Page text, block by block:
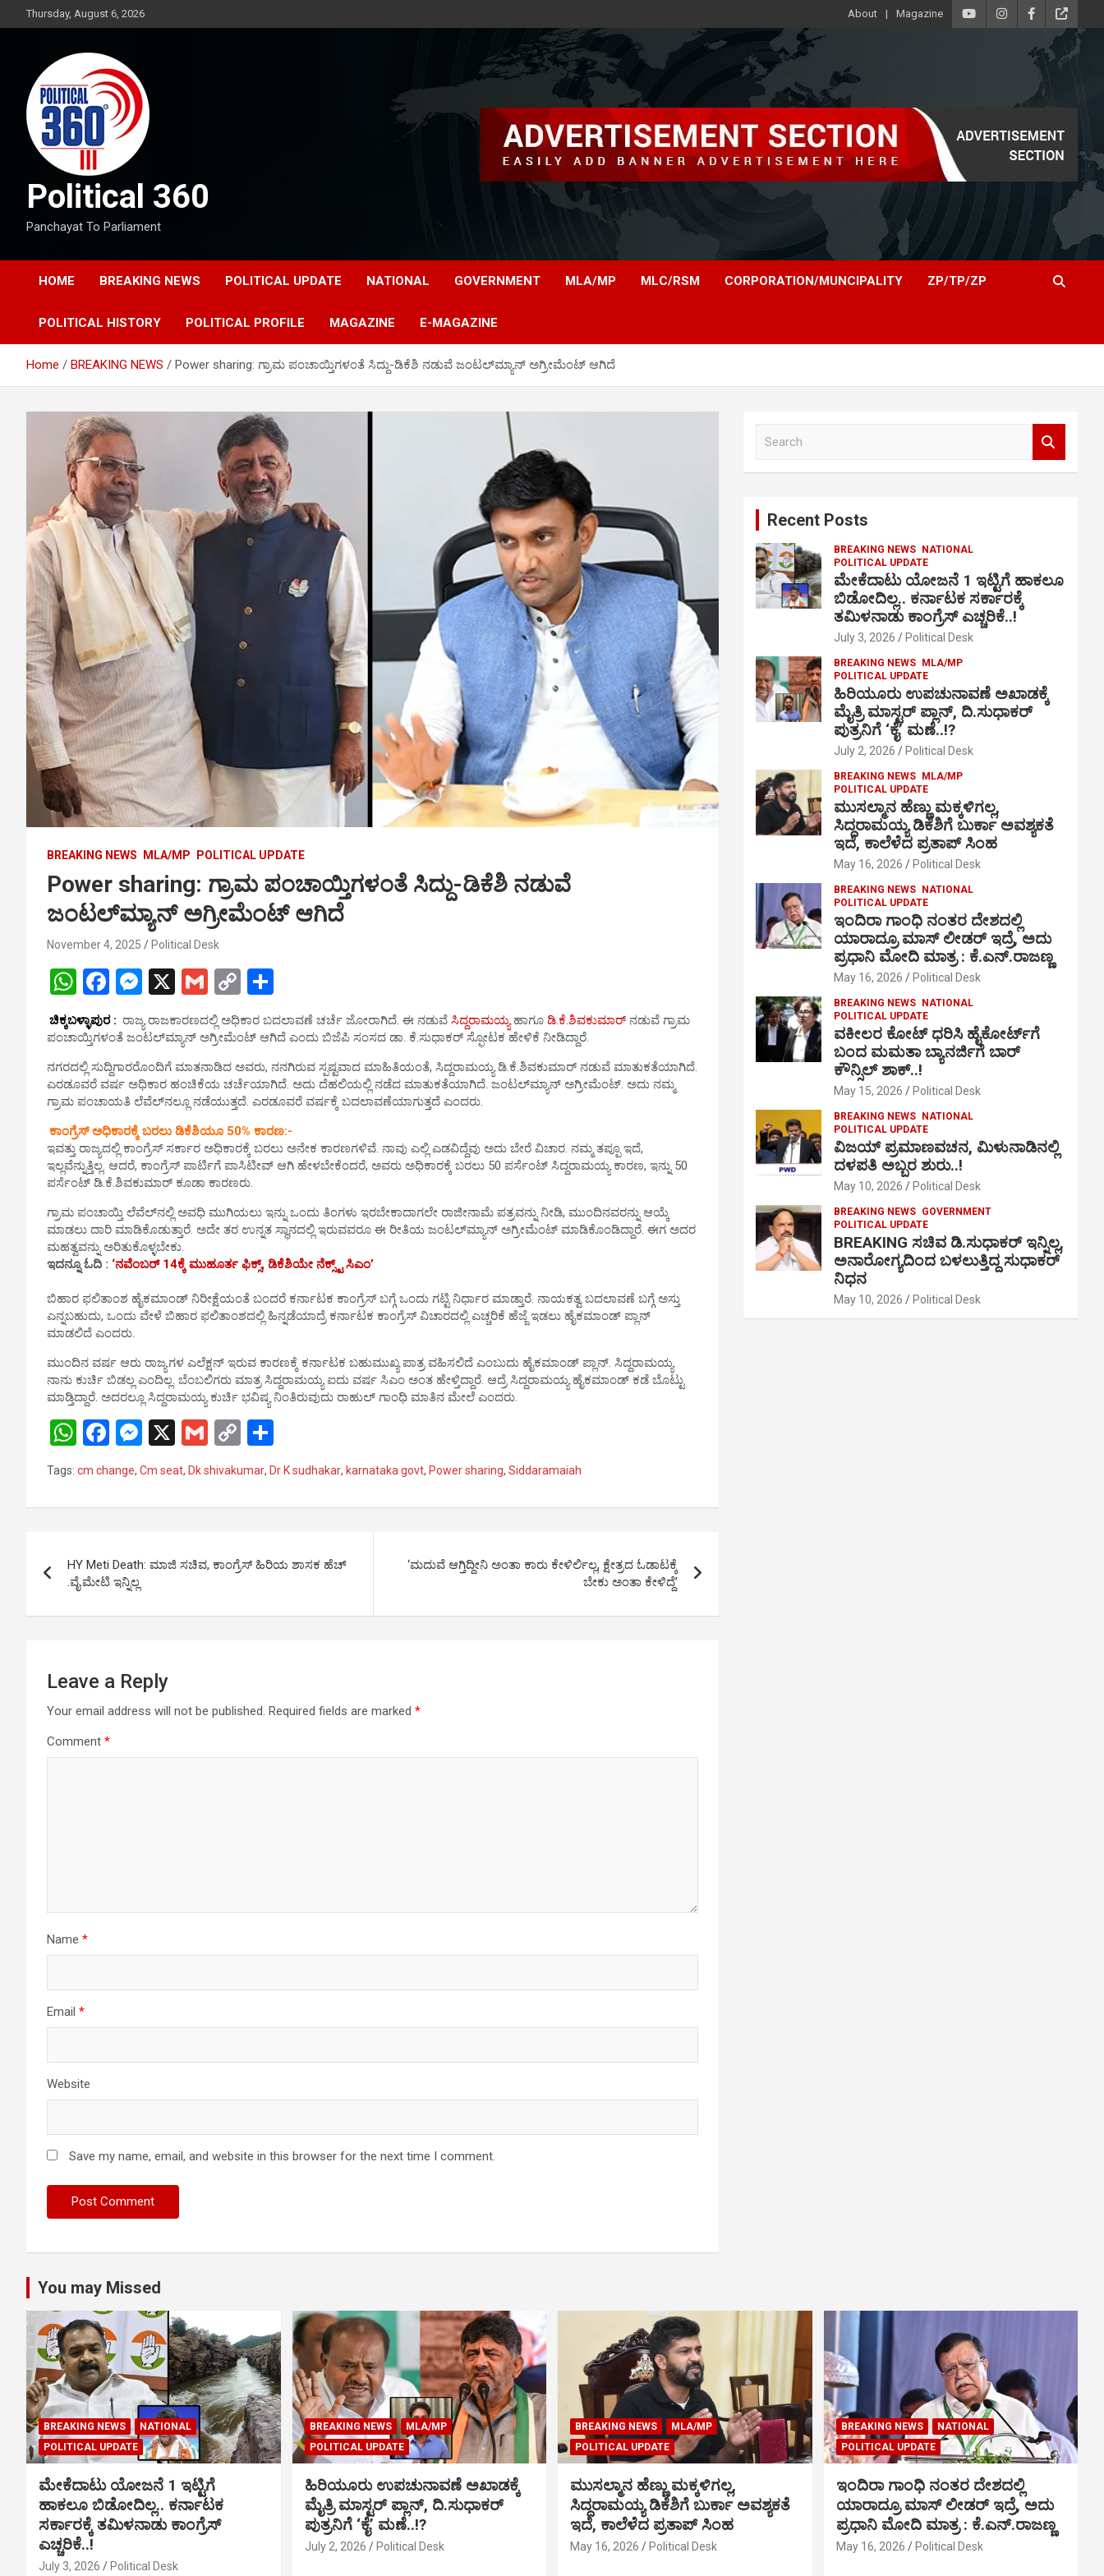
to
Thursday, August 6, 2026 About Magazine
Political 360
Panchayat To Parliament
HOME BREAKING NEWS POLITICAL UPDATE NATIONAL GOVERNMENT MLA/MP MLC/RSM CORPORATION/MUNCIPALITY ZP/TP/ZP
POLITICAL HISTORY POLITICAL PROFILE MAGAZINE E-MAGAZINE
Home BREAKING NEWS Power sharing: ಗ್ರಾಮ ಪಂಚಾಯ್ತಿಗಳಂತೆ ಸಿದ್ದು-ಡಿಕೆಶಿ ನಡುವೆ ಜಂಟಲ್‌ಮ್ಯಾನ್‌ ಅಗ್ರೀಮೆಂಟ್‌ ಆಗಿದೆ
BREAKING NEWS MLA/MP POLITICAL UPDATE
Power sharing: ಗ್ರಾಮ ಪಂಚಾಯ್ತಿಗಳಂತೆ ಸಿದ್ದು-ಡಿಕೆಶಿ ನಡುವೆ
ಜಂಟಲ್‌ಮ್ಯಾನ್‌ ಅಗ್ರೀಮೆಂಟ್‌ ಆಗಿದೆ
November 4, 2025 Political Desk
W
at
s
A
p
p
F
a
ce
b
o
o
k
M
se
n
g
er
X
G
m
ail
C
py
Li
n
k
h
ar
e
ಚಿಕ್ಕಬಳ್ಳಾಪುರ : ರಾಜ್ಯ ರಾಜಕಾರಣದಲ್ಲಿ ಅಧಿಕಾರ ಬದಲಾವಣೆ ಚರ್ಚೆ ಜೋರಾಗಿದೆ. ಈ ನಡುವೆ ಸಿದ್ದರಾಮಯ್ಯಹಾಗೂ ಡಿ.ಕೆ.ಶಿವಕುಮಾರ್ ನಡುವೆ ಗ್ರಾಮ
ಪಂಚಾಯ್ತಿಗಳಂತೆ ಜಂಟಲ್‌ಮ್ಯಾನ್‌ ಅಗ್ರೀಮೆಂಟ್ ಆಗಿದೆ ಎಂದು ಬಿಜೆಪಿ ಸಂಸದ ಡಾ. ಕೆ.ಸುಧಾಕರ್ ಸ್ಫೋಟಕ ಹೇಳಿಕೆ ನೀಡಿದ್ದಾರೆ.
ನಗರದಲ್ಲಿ ಸುದ್ದಿಗಾರರೊಂದಿಗೆ ಮಾತನಾಡಿದ ಅವರು, ನನಗಿರುವ ಸ್ಪಷ್ಟವಾದ ಮಾಹಿತಿಯಂತೆ, ಸಿದ್ದರಾಮಯ್ಯ ಡಿ.ಕೆ.ಶಿವಕುಮಾರ್ ನಡುವೆ ಮಾತುಕತೆಯಾಗಿದೆ.
ಎರಡೂವರೆ ವರ್ಷ ಅಧಿಕಾರ ಹಂಚಿಕೆಯ ಚರ್ಚೆಯಾಗಿದೆ. ಅದು ದೆಹಲಿಯಲ್ಲಿ ನಡೆದ ಮಾತುಕತೆಯಾಗಿದೆ. ಜಂಟಲ್‌ಮ್ಯಾನ್‌ ಅಗ್ರೀಮೆಂಟ್. ಅದು ನಮ್ಮ
ಗ್ರಾಮ ಪಂಚಾಯತಿ ಲೆವೆಲ್‌ನಲ್ಲೂ ನಡೆಯುತ್ತದೆ. ಎರಡೂವರೆ ವರ್ಷಕ್ಕೆ ಬದಲಾವಣೆಯಾಗುತ್ತದೆ ಎಂದರು.
ಕಾಂಗ್ರೆಸ್ ಅಧಿಕಾರಕ್ಕೆ ಬರಲು ಡಿಕೆಶಿಯೂ 50% ಕಾರಣ:-
ಇವತ್ತು ರಾಜ್ಯದಲ್ಲಿ ಕಾಂಗ್ರೆಸ್ ಸರ್ಕಾರ ಅಧಿಕಾರಕ್ಕೆ ಬರಲು ಅನೇಕ ಕಾರಣಗಳಿವೆ. ನಾವು ಎಲ್ಲಿ ಎಡವಿದ್ದೆವು ಅದು ಬೇರೆ ವಿಚಾರ. ನಮ್ಮ ತಪ್ಪೂ ಇದೆ,
ಇಲ್ಲವೆನ್ನುತ್ತಿಲ್ಲ. ಆದರೆ, ಕಾಂಗ್ರೆಸ್ ಪಾರ್ಟಿಗೆ ಪಾಸಿಟೀವ್ ಆಗಿ ಹೇಳಬೇಕೆಂದರೆ, ಅವರು ಅಧಿಕಾರಕ್ಕೆ ಬರಲು 50 ಪರ್ಸೆಂಟ್ ಸಿದ್ದರಾಮಯ್ಯ ಕಾರಣ, ಇನ್ನು 50
ಪರ್ಸೆಂಟ್ ಡಿ.ಕೆ.ಶಿವಕುಮಾರ್ ಕೂಡಾ ಕಾರಣರು.
ಗ್ರಾಮ ಪಂಚಾಯ್ತಿ ಲೆವೆಲ್​ನಲ್ಲಿ ಅವಧಿ ಮುಗಿಯಲು ಇನ್ನು ಒಂದು ತಿಂಗಳು ಇರಬೇಕಾದಾಗಲೇ ರಾಜೀನಾಮೆ ಪತ್ರವನ್ನು ನೀಡಿ, ಮುಂದಿನವರನ್ನು ಆಯ್ಕೆ
ಮಾಡಲು ದಾರಿ ಮಾಡಿಕೊಡುತ್ತಾರೆ. ಅದೇ ತರ ಉನ್ನತ ಸ್ಥಾನದಲ್ಲಿ ಇರುವವರೂ ಈ ರೀತಿಯ ಜಂಟಲ್‌ಮ್ಯಾನ್‌ ಅಗ್ರೀಮೆಂಟ್ ಮಾಡಿಕೊಂಡಿದ್ದಾರೆ. ಈಗ ಅದರ
ಮಹತ್ವವನ್ನು ಅರಿತುಕೊಳ್ಳಬೇಕು.
ಇದನ್ನೂ ಓದಿ : ‘ನವೆಂಬರ್ 14ಕ್ಕೆ ಮುಹೂರ್ತ ಫಿಕ್ಸ್, ಡಿಕೆಶಿಯೇ ನೆಕ್ಸ್ಟ್ ಸಿಎಂ’
ಬಿಹಾರ ಫಲಿತಾಂಶ ಹೈಕಮಾಂಡ್ ನಿರೀಕ್ಷೆಯಂತೆ ಬಂದರೆ ಕರ್ನಾಟಕ ಕಾಂಗ್ರೆಸ್ ಬಗ್ಗೆ ಒಂದು ಗಟ್ಟಿ ನಿರ್ಧಾರ ಮಾಡ್ತಾರೆ. ನಾಯಕತ್ವ ಬದಲಾವಣೆ ಬಗ್ಗೆ ಅಸ್ತು
ಎನ್ನಬಹುದು, ಒಂದು ವೇಳೆ ಬಿಹಾರ ಫಲಿತಾಂಶದಲ್ಲಿ ಹಿನ್ನಡೆಯಾದ್ರೆ ಕರ್ನಾಟಕ ಕಾಂಗ್ರೆಸ್ ವಿಚಾರದಲ್ಲಿ ಎಚ್ಚರಿಕೆ ಹೆಜ್ಜೆ ಇಡಲು ಹೈಕಮಾಂಡ್​​ ಪ್ಲಾನ್​
ಮಾಡಲಿದೆ ಎಂದರು.
ಮುಂದಿನ ವರ್ಷ ಆರು ರಾಜ್ಯಗಳ ಎಲೆಕ್ಷನ್ ಇರುವ ಕಾರಣಕ್ಕೆ ಕರ್ನಾಟಕ ಬಹುಮುಖ್ಯ ಪಾತ್ರ ವಹಿಸಲಿದೆ ಎಂಬುದು ಹೈಕಮಾಂಡ್​​ ಪ್ಲಾನ್​. ಸಿದ್ದರಾಮಯ್ಯ
ನಾನು ಕುರ್ಚಿ ಬಿಡಲ್ಲ ಎಂದಿಲ್ಲ. ಬೆಂಬಲಿಗರು ಮಾತ್ರ ಸಿದ್ದರಾಮಯ್ಯ ಐದು ವರ್ಷ ಸಿಎಂ ಅಂತ ಹೇಳ್ತಿದ್ದಾರೆ. ಆದ್ರೆ ಸಿದ್ದರಾಮಯ್ಯ ಹೈಕಮಾಂಡ್​ ಕಡೆ ಬೊಟ್ಟು
ಮಾಡ್ತಿದ್ದಾರೆ. ಅದರಲ್ಲೂ ಸಿದ್ದರಾಮಯ್ಯ ಕುರ್ಚಿ ಭವಿಷ್ಯ ನಿಂತಿರುವುದು ರಾಹುಲ್​ ಗಾಂಧಿ ಮಾತಿನ ಮೇಲೆ ಎಂದರು.
W
at
s
p
p
F
ce
b
o
k
M
es
se
n
er
X
G
m
ail
C
py
Li
k
h
ar
e
Tags: cm change, Cm seat, Dk shivakumar, Dr K sudhakar, karnataka govt, Power sharing, Siddaramaiah
navigation
HY Meti Death: ಮಾಜಿ ಸಚಿವ, ಕಾಂಗ್ರೆಸ್​​ ಹಿರಿಯ ಶಾಸಕ ಹೆಚ್​
.ವೈ.ಮೇಟಿ ಇನ್ನಿಲ್ಲ
‘ಮದುವೆ ಆಗ್ತಿದ್ದೀನಿ ಅಂತಾ ಕಾರು ಕೇಳಿರ್ಲಿಲ್ಲ, ಕ್ಷೇತ್ರದ ಓಡಾಟಕ್ಕೆ
ಬೇಕು ಅಂತಾ ಕೇಳಿದ್ದೆ’
Leave a Reply
Your email address will not be published. Required fields are marked *
Comment *
Name *
Email *
Website
Save my name, email, and website in this browser for the next time I comment.
Recent Posts
BREAKING NEWS
NATIONAL
POLITICAL UPDATE
ಮೇಕೆದಾಟು ಯೋಜನೆ 1 ಇಟ್ಟಿಗೆ ಹಾಕಲೂ
ಬಿಡೋದಿಲ್ಲ.. ಕರ್ನಾಟಕ ಸರ್ಕಾರಕ್ಕೆ
ತಮಿಳನಾಡು ಕಾಂಗ್ರೆಸ್ ಎಚ್ಚರಿಕೆ..!
July 3, 2026 Political Desk
BREAKING NEWS
MLA/MP
POLITICAL UPDATE
ಹಿರಿಯೂರು ಉಪಚುನಾವಣೆ ಅಖಾಡಕ್ಕೆ
ಮೈತ್ರಿ ಮಾಸ್ಟರ್ ಪ್ಲಾನ್, ದಿ.ಸುಧಾಕರ್
ಪುತ್ರನಿಗೆ ‘ಕೈ’ ಮಣೆ..!?
July 2, 2026 Political Desk
BREAKING NEWS
MLA/MP
POLITICAL UPDATE
ಮುಸಲ್ಮಾನ ಹೆಣ್ಣು ಮಕ್ಕಳಿಗಲ್ಲ,
ಸಿದ್ದರಾಮಯ್ಯ ಡಿಕೆಶಿಗೆ ಬುರ್ಕಾ ಅವಶ್ಯಕತೆ
ಇದೆ, ಕಾಲೆಳೆದ ಪ್ರತಾಪ್ ಸಿಂಹ
May 16, 2026 Political Desk
BREAKING NEWS
NATIONAL
POLITICAL UPDATE
ಇಂದಿರಾ ಗಾಂಧಿ ನಂತರ ದೇಶದಲ್ಲಿ
ಯಾರಾದ್ರೂ ಮಾಸ್ ಲೀಡರ್ ಇದ್ರೆ, ಅದು
ಪ್ರಧಾನಿ ಮೋದಿ ಮಾತ್ರ : ಕೆ.ಎನ್.ರಾಜಣ್ಣ
May 16, 2026 Political Desk
BREAKING NEWS
NATIONAL
POLITICAL UPDATE
ವಕೀಲರ ಕೋಟ್ ಧರಿಸಿ ಹೈಕೋರ್ಟ್​ಗೆ
ಬಂದ ಮಮತಾ ಬ್ಯಾನರ್ಜಿಗೆ ಬಾರ್
ಕೌನ್ಸಿಲ್ ಶಾಕ್..!
May 15, 2026 Political Desk
BREAKING NEWS
NATIONAL
POLITICAL UPDATE
ವಿಜಯ್ ಪ್ರಮಾಣವಚನ, ಮಿಳುನಾಡಿನಲ್ಲಿ
ದಳಪತಿ ಅಬ್ಬರ ಶುರು..!
May 10, 2026 Political Desk
BREAKING NEWS GOVERNMENT
POLITICAL UPDATE
BREAKING ಸಚಿವ ಡಿ.ಸುಧಾಕರ್ ಇನ್ನಿಲ್ಲ,
ಅನಾರೋಗ್ಯದಿಂದ ಬಳಲುತ್ತಿದ್ದ ಸುಧಾಕರ್
ನಿಧನ
May 10, 2026 Political Desk
You may Missed
BREAKING NEWS
NATIONAL
POLITICAL UPDATE
ಮೇಕೆದಾಟು ಯೋಜನೆ 1 ಇಟ್ಟಿಗೆ
ಹಾಕಲೂ ಬಿಡೋದಿಲ್ಲ.. ಕರ್ನಾಟಕ
ಸರ್ಕಾರಕ್ಕೆ ತಮಿಳನಾಡು ಕಾಂಗ್ರೆಸ್
ಎಚ್ಚರಿಕೆ..!
July 3, 2026 Political Desk
BREAKING NEWS
MLA/MP
POLITICAL UPDATE
ಹಿರಿಯೂರು ಉಪಚುನಾವಣೆ ಅಖಾಡಕ್ಕೆ
ಮೈತ್ರಿ ಮಾಸ್ಟರ್ ಪ್ಲಾನ್, ದಿ.ಸುಧಾಕರ್
ಪುತ್ರನಿಗೆ ‘ಕೈ’ ಮಣೆ..!?
July 2, 2026 Political Desk
BREAKING NEWS
MLA/MP
POLITICAL UPDATE
ಮುಸಲ್ಮಾನ ಹೆಣ್ಣು ಮಕ್ಕಳಿಗಲ್ಲ,
ಸಿದ್ದರಾಮಯ್ಯ ಡಿಕೆಶಿಗೆ ಬುರ್ಕಾ ಅವಶ್ಯಕತೆ
ಇದೆ, ಕಾಲೆಳೆದ ಪ್ರತಾಪ್ ಸಿಂಹ
May 16, 2026 Political Desk
BREAKING NEWS
NATIONAL
POLITICAL UPDATE
ಇಂದಿರಾ ಗಾಂಧಿ ನಂತರ ದೇಶದಲ್ಲಿ
ಯಾರಾದ್ರೂ ಮಾಸ್ ಲೀಡರ್ ಇದ್ರೆ, ಅದು
ಪ್ರಧಾನಿ ಮೋದಿ ಮಾತ್ರ : ಕೆ.ಎನ್.ರಾಜಣ್ಣ
May 16, 2026 Political Desk